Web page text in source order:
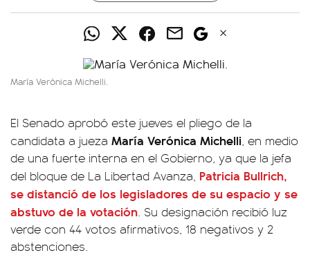
María Verónica Michelli.
El Senado aprobó este jueves el pliego de la
candidata a jueza María Verónica Michelli, en medio
de una fuerte interna en el Gobierno, ya que la jefa
del bloque de La Libertad Avanza, Patricia Bullrich,
se distanció de los legisladores de su espacio y se
abstuvo de la votación. Su designación recibió luz
verde con 44 votos afirmativos, 18 negativos y 2
abstenciones.